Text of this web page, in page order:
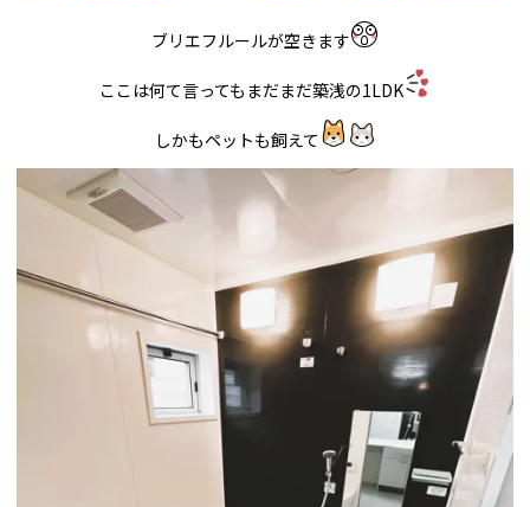
ブリエフルールが空きます
ここは何て言ってもまだまだ築浅の1LDK
しかもペットも飼えて